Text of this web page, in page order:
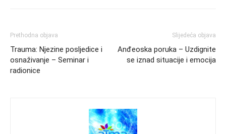
Prethodna objava
Trauma: Njezine posljedice i
osnaživanje – Seminar i
radionice
Slijedeća objava
Anđeoska poruka – Uzdignite
se iznad situacije i emocija